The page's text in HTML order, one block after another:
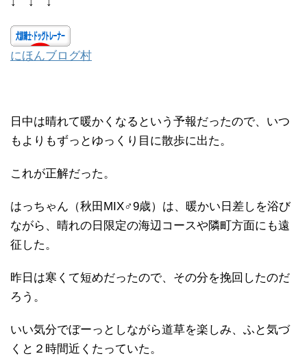
にほんブログ村
日中は晴れて暖かくなるという予報だったので、いつ
もよりもずっとゆっくり目に散歩に出た。
これが正解だった。
はっちゃん（秋田MIX♂9歳）は、暖かい日差しを浴び
ながら、晴れの日限定の海辺コースや隣町方面にも遠
征した。
昨日は寒くて短めだったので、その分を挽回したのだ
ろう。
いい気分でぼーっとしながら道草を楽しみ、ふと気づ
くと２時間近くたっていた。